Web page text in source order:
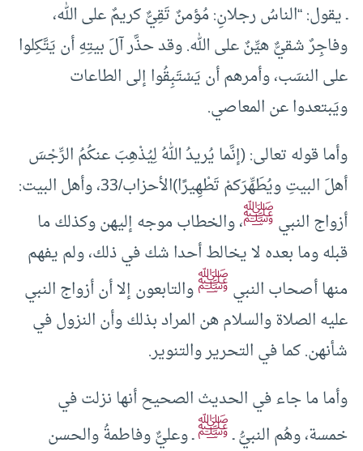
ـ يقول: “الناسُ رجلانِ: مُؤمنٌ تَقِيٌّ كريمٌ على الله،
وفاجِرٌ شقيٌّ هيِّنٌ على الله. وقد حذَّر آلَ بيتِهِ أن يَتَّكِلوا
على النسَب، وأمرهم أن يَسْتَبِقُوا إلى الطاعات
ويَبتعدوا عن المعاصي.
وأما قوله تعالى: (إنَّما يُريدُ اللهُ لِيُذْهِبَ عنكُمُ الرِّجْسَ
أهلَ البيتِ ويُطَهِّرَكمْ تَطْهِيرًا)الأحزاب/33، وأهل البيت:
أزواج النبيﷺ، والخطاب موجه إليهن وكذلك ما
قبله وما بعده لا يخالط أحدا شك في ذلك، ولم يفهم
منها أصحاب النبيﷺوالتابعون إلا أن أزواج النبي
عليه الصلاة والسلام هن المراد بذلك وأن النزول في
شأنهن. كما في التحرير والتنوير.
وأما ما جاء في الحديث الصحيح أنها نزلت في
خمسة، وهُم النبيُّ ـﷺـ وعليٌّ وفاطمةُ والحسن